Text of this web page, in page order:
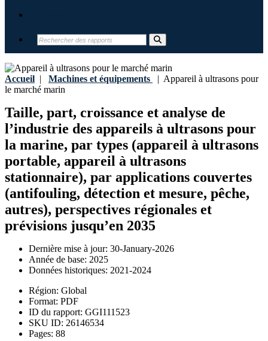
Accueil | Machines et équipements | Appareil à ultrasons pour
le marché marin
Taille, part, croissance et analyse de
l’industrie des appareils à ultrasons pour
la marine, par types (appareil à ultrasons
portable, appareil à ultrasons
stationnaire), par applications couvertes
(antifouling, détection et mesure, pêche,
autres), perspectives régionales et
prévisions jusqu’en 2035
Dernière mise à jour: 30-January-2026
Année de base: 2025
Données historiques: 2021-2024
Région: Global
Format: PDF
ID du rapport: GGI111523
SKU ID: 26146534
Pages: 88